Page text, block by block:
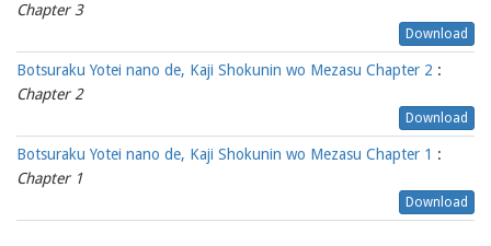
Chapter 3
Download
Botsuraku Yotei nano de, Kaji Shokunin wo Mezasu Chapter 2 :
Chapter 2
Download
Botsuraku Yotei nano de, Kaji Shokunin wo Mezasu Chapter 1 :
Chapter 1
Download